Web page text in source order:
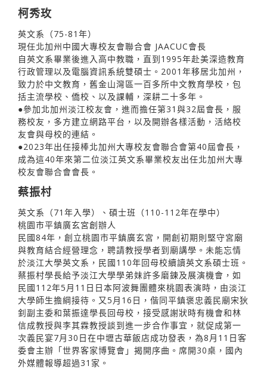
柯秀玫
英文系（75-81年）
現任北加州中國大專校友會聯合會 JAACUC會長
自英文系畢業後進入高中教職，直到1995年赴美深造教育
行政管理以及電腦資訊系統雙碩士。2001年移居北加州，
致力於中文教育，舊金山灣區一百多所中文教育學校，包
括主流學校、僑校、以及課輔，深耕二十多年。
●參加北加州淡江校友會，進而擔任第31與32屆會長，服
務校友，多方建立網路平台，以及開辦各樣活動，活絡校
友會與母校的連結。
●2023年出任接棒北加州大專校友會聯合會第40屆會長，
成為這40年來第二位淡江英文系畢業校友出任北加州大專
校友會聯合會會長。
蔡振村
英文系（71年入學）、碩士班（110-112年在學中）
桃園市平鎮廣玄宮創辦人
民國84年，創立桃園市平鎮廣玄宮，開創初期則堅守宮廟
與教育結合經營理念，聘請教授學者到廟講學。未能忘情
於淡江大學英文系，民國110年回母校續讀英文系碩士班。
蔡振村學長給予淡江大學學弟妹許多磨鍊及展演機會，如
民國112年5月11日日本阿波舞團體來桃園表演時，由淡江
大學師生擔綱接待。又5月16日，偕同平鎮褒忠義民廟宋狄
釗副主委和葉振達學長回母校，接受感謝狀時有機會和林
信成教授與李其霖教授談到進一步合作事宜，就促成第一
次義民宴7月30日在中壢古華飯店成功發表，為8月11日客
委會主辦「世界客家博覽會」揭開序曲。席開30桌，國內
外媒體報導超過31家。